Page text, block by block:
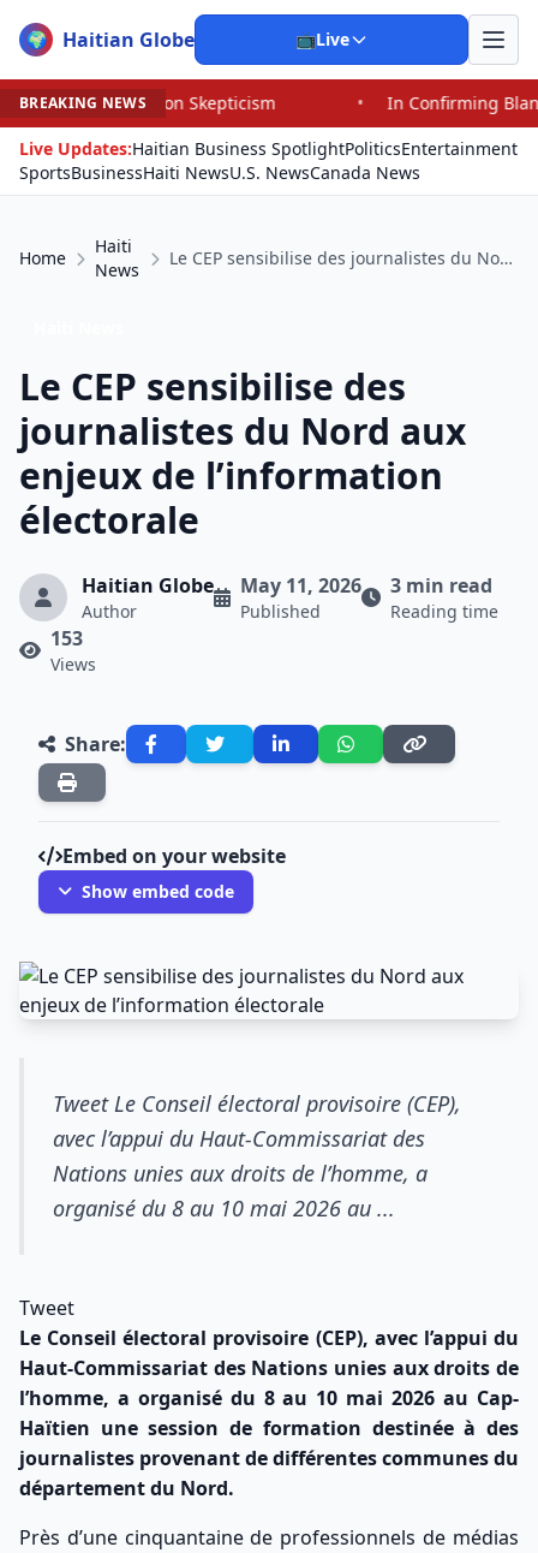
🌍 Haitian Globe 📺Live
BREAKING NEWS•
In Confirming Blanche, Senators Endorse a
Live Updates:Haitian Business SpotlightPoliticsEntertainment
SportsBusinessHaiti NewsU.S. NewsCanada News
Home
Haiti
News
Le CEP sensibilise des journalistes du Nord aux enjeux de l’information électorale
Le CEP sensibilise des
journalistes du Nord aux
enjeux de l’information
électorale
Haitian Globe
Author
May 11, 2026
Published
3 min read
Reading time
153
Views
Share:
Embed on your website
Show embed code
Tweet Le Conseil électoral provisoire (CEP),
avec l’appui du Haut-Commissariat des
Nations unies aux droits de l’homme, a
organisé du 8 au 10 mai 2026 au ...
Tweet
Le Conseil électoral provisoire (CEP), avec l’appui du
Haut-Commissariat des Nations unies aux droits de
l’homme, a organisé du 8 au 10 mai 2026 au Cap-
Haïtien une session de formation destinée à des
journalistes provenant de différentes communes du
département du Nord.
Près d’une cinquantaine de professionnels de médias